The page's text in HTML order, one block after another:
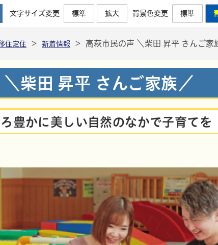
定住公式ポータルサイト
文字サイズ変更 標準 拡大 背景色変更 標準
住定住 > 新着情報 > 高萩市民の声 ＼柴田 昇平 さんご家
柴田 昇平 さんご家族／
豊かに美しい自然のなかで子育てを